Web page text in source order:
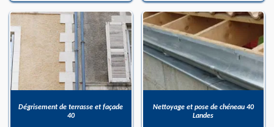
Dégrisement de terrasse et façade
40
Nettoyage et pose de chéneau 40
Landes